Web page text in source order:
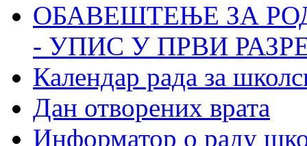
ОБАВЕШТЕЊЕ ЗА
- УПИС У ПРВИ
Календар рада за
Дан отворених врата
Информатор о раду